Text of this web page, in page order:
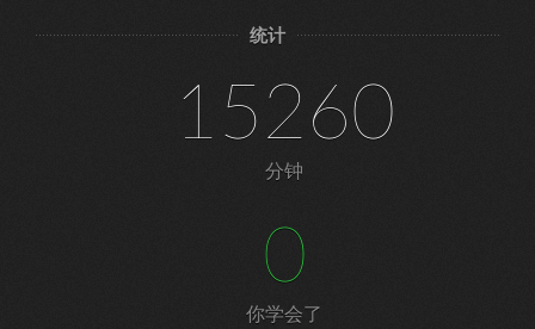
统计
15260
分钟
0
你学会了